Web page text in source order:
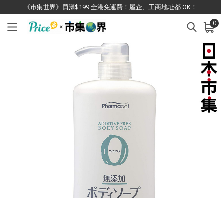
《市集世界》買滿$199 全港免運費！屋企、工商地址都 OK！
0
已加入購物車 查看